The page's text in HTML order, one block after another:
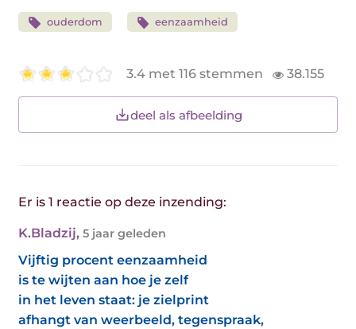
ouderdom eenzaamheid
3.4 met 116 stemmen 38.155
deel als afbeelding
Er is 1 reactie op deze inzending:
K.Bladzij, 5 jaar geleden
Vijftig procent eenzaamheid
is te wijten aan hoe je zelf
in het leven staat: je zielprint
afhangt van weerbeeld, tegenspraak,